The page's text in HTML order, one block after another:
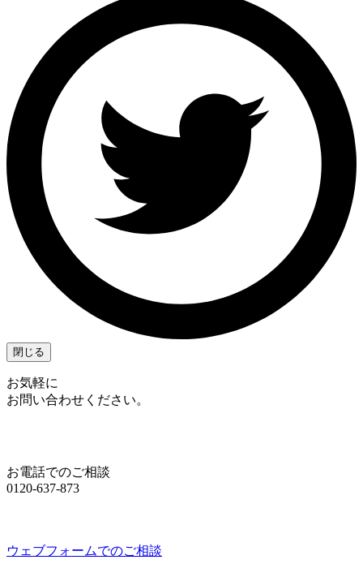
閉じる
お気軽に
お問い合わせください。
お電話でのご相談
0120-637-873
ウェブフォームでのご相談